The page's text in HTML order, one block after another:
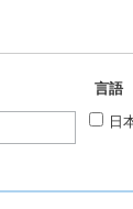
言語
日